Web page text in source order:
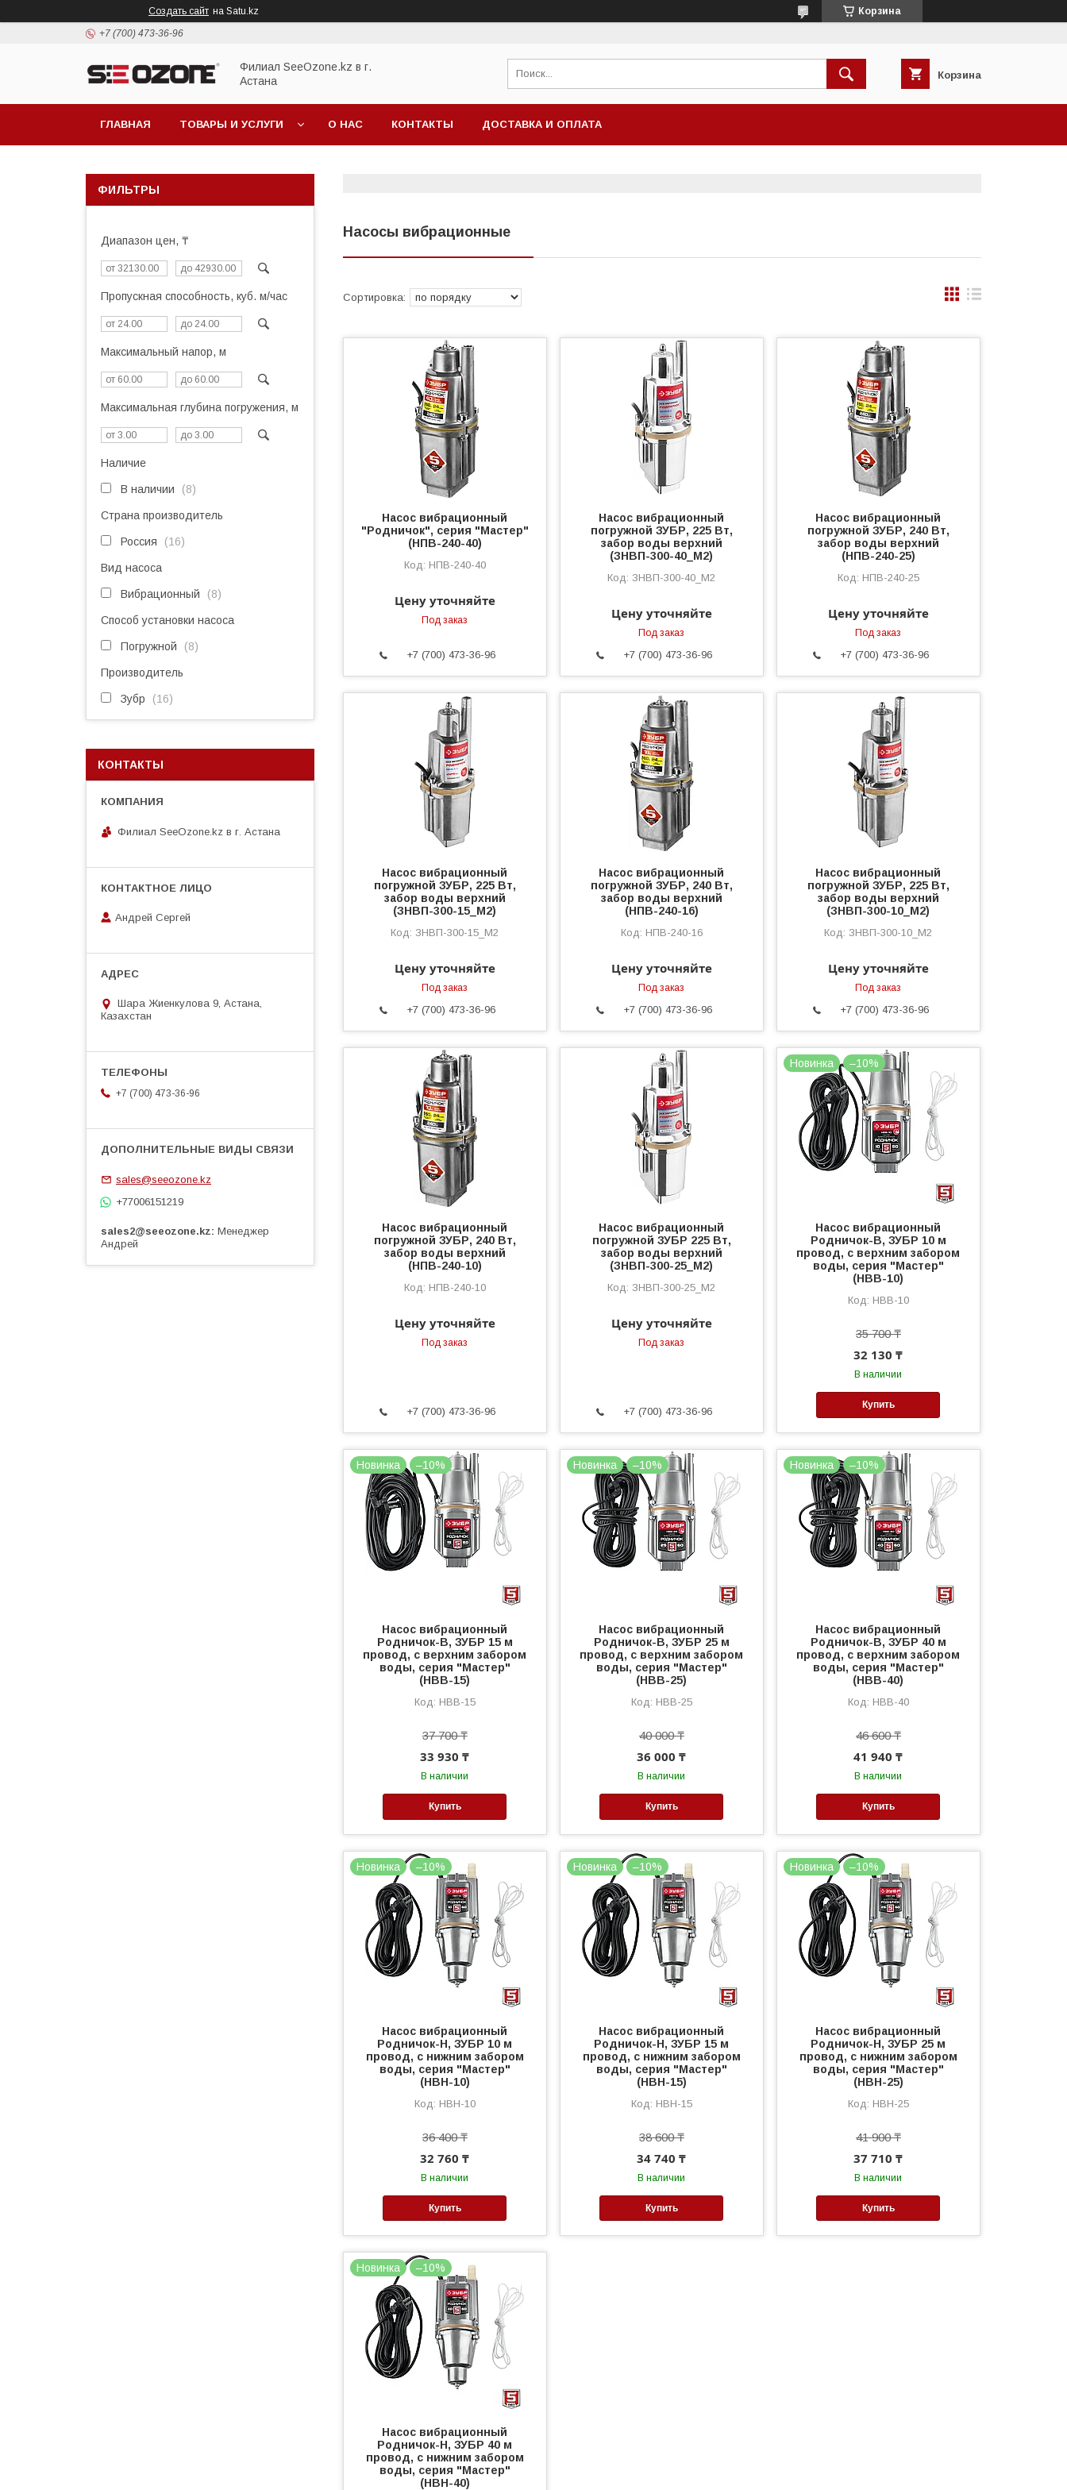
Создать сайт на Satu.kz Корзина
+7 (700) 473-36-96
Филиал SeeOzone.kz в г.
Астана
Корзина
ГЛАВНАЯ ТОВАРЫ И УСЛУГИ О НАС КОНТАКТЫ ДОСТАВКА И ОПЛАТА
Насосы вибрационные
Насос вибрационный
"Родничок", серия "Мастер"
(НПВ-240-40)
НПВ-240-40
Цену уточняйте
Под заказ
+7 (700) 473-36-96
Насос вибрационный
погружной ЗУБР, 225 Вт,
забор воды верхний
(ЗНВП-300-40_М2)
ЗНВП-300-40_М2
Цену уточняйте
Под заказ
+7 (700) 473-36-96
Насос вибрационный
погружной ЗУБР, 240 Вт,
забор воды верхний
(НПВ-240-25)
НПВ-240-25
Цену уточняйте
Под заказ
+7 (700) 473-36-96
Насос вибрационный
погружной ЗУБР, 225 Вт,
забор воды верхний
(ЗНВП-300-15_М2)
ЗНВП-300-15_М2
Цену уточняйте
Под заказ
+7 (700) 473-36-96
Насос вибрационный
погружной ЗУБР, 240 Вт,
забор воды верхний
(НПВ-240-16)
НПВ-240-16
Цену уточняйте
Под заказ
+7 (700) 473-36-96
Насос вибрационный
погружной ЗУБР, 225 Вт,
забор воды верхний
(ЗНВП-300-10_М2)
ЗНВП-300-10_М2
Цену уточняйте
Под заказ
+7 (700) 473-36-96
Насос вибрационный
погружной ЗУБР, 240 Вт,
забор воды верхний
(НПВ-240-10)
НПВ-240-10
Цену уточняйте
Под заказ
+7 (700) 473-36-96
Насос вибрационный
погружной ЗУБР 225 Вт,
забор воды верхний
(ЗНВП-300-25_М2)
ЗНВП-300-25_М2
Цену уточняйте
Под заказ
+7 (700) 473-36-96
Новинка –10%
Насос вибрационный
Родничок-В, ЗУБР 10 м
провод, с верхним забором
воды, серия "Мастер"
(НВВ-10)
НВВ-10
35 700 ₸
32 130 ₸
В наличии
Купить
Новинка –10%
Насос вибрационный
Родничок-В, ЗУБР 15 м
провод, с верхним забором
воды, серия "Мастер"
(НВВ-15)
НВВ-15
37 700 ₸
33 930 ₸
В наличии
Купить
Новинка –10%
Насос вибрационный
Родничок-В, ЗУБР 25 м
провод, с верхним забором
воды, серия "Мастер"
(НВВ-25)
НВВ-25
40 000 ₸
36 000 ₸
В наличии
Купить
Новинка –10%
Насос вибрационный
Родничок-В, ЗУБР 40 м
провод, с верхним забором
воды, серия "Мастер"
(НВВ-40)
НВВ-40
46 600 ₸
41 940 ₸
В наличии
Купить
Новинка –10%
Насос вибрационный
Родничок-Н, ЗУБР 10 м
провод, с нижним забором
воды, серия "Мастер"
(НВН-10)
НВН-10
36 400 ₸
32 760 ₸
В наличии
Купить
Новинка –10%
Насос вибрационный
Родничок-Н, ЗУБР 15 м
провод, с нижним забором
воды, серия "Мастер"
(НВН-15)
НВН-15
38 600 ₸
34 740 ₸
В наличии
Купить
Новинка –10%
Насос вибрационный
Родничок-Н, ЗУБР 25 м
провод, с нижним забором
воды, серия "Мастер"
(НВН-25)
НВН-25
41 900 ₸
37 710 ₸
В наличии
Купить
Новинка –10%
Насос вибрационный
Родничок-Н, ЗУБР 40 м
провод, с нижним забором
воды, серия "Мастер"
(НВН-40)
ФИЛЬТРЫ
Диапазон цен, ₸
Пропускная способность, куб. м/час
Максимальный напор, м
Максимальная глубина погружения, м
Наличие
В наличии 8
Страна производитель
Россия 16
Вид насоса
Вибрационный 8
Способ установки насоса
Погружной 8
Производитель
Зубр 16
КОНТАКТЫ
Филиал SeeOzone.kz в г. Астана
Андрей Сергей
Шара Жиенкулова 9, Астана,
Казахстан
+7 (700) 473-36-96
sales@seeozone.kz
+77006151219
sales2@seeozone.kz Менеджер
Андрей